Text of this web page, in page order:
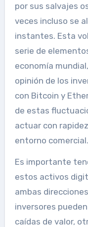
por sus salvajes
veces incluso se
instantes. Esta
serie de
economía
opinión de los
con Bitcoin y
de estas
actuar con
entorno comercial.
Es importante
estos activos
ambas
inversores
caídas de valor,